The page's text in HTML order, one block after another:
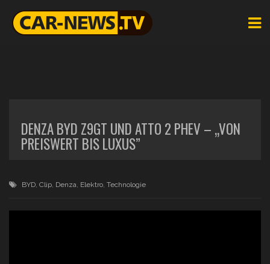
DENZA BYD Z9GT UND ATTO 2 PHEV – „VON
PREISWERT BIS LUXUS”
BYD, Clip, Denza, Elektro, Technologie